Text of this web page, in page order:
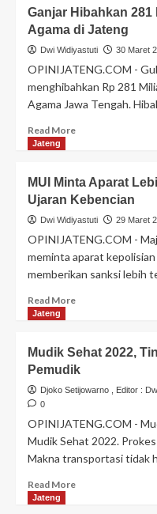
Ganjar Hibahkan
Agama di Jateng
Dwi Widiyastuti 30 Maret
OPINIJATENG.COM -
menghibahkan Rp 281
Agama Jawa Tengah.
Read More
Jateng
MUI Minta Aparat
Ujaran Kebencian
Dwi Widiyastuti 29 Maret
OPINIJATENG.COM -
meminta aparat
memberikan sanksi lebih
Read More
Jateng
Mudik Sehat 2022,
Pemudik
Djoko Setijowarno , Editor :
0
OPINIJATENG.COM -
Mudik Sehat 2022.
Makna transportasi tidak
Read More
Jateng